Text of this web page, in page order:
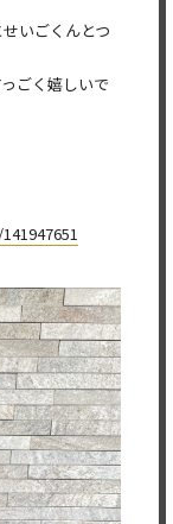
いごくんとつ
ごく嬉しいで